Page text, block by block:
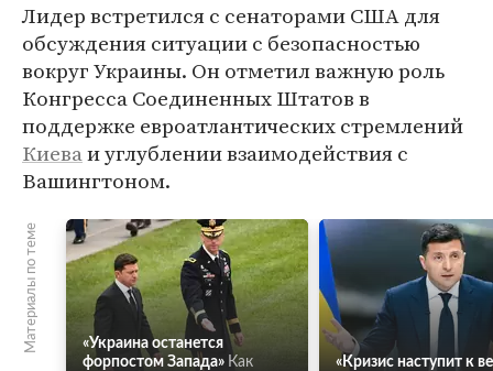
Лидер встретился с сенаторами США для
обсуждения ситуации с безопасностью
вокруг Украины. Он отметил важную роль
Конгресса Соединенных Штатов в
поддержке евроатлантических стремлений
Киеваи углублении взаимодействия с
Вашингтоном.
Материалы по теме
«Украина останется
форпостом Запада» Как
«Кризис наступит к